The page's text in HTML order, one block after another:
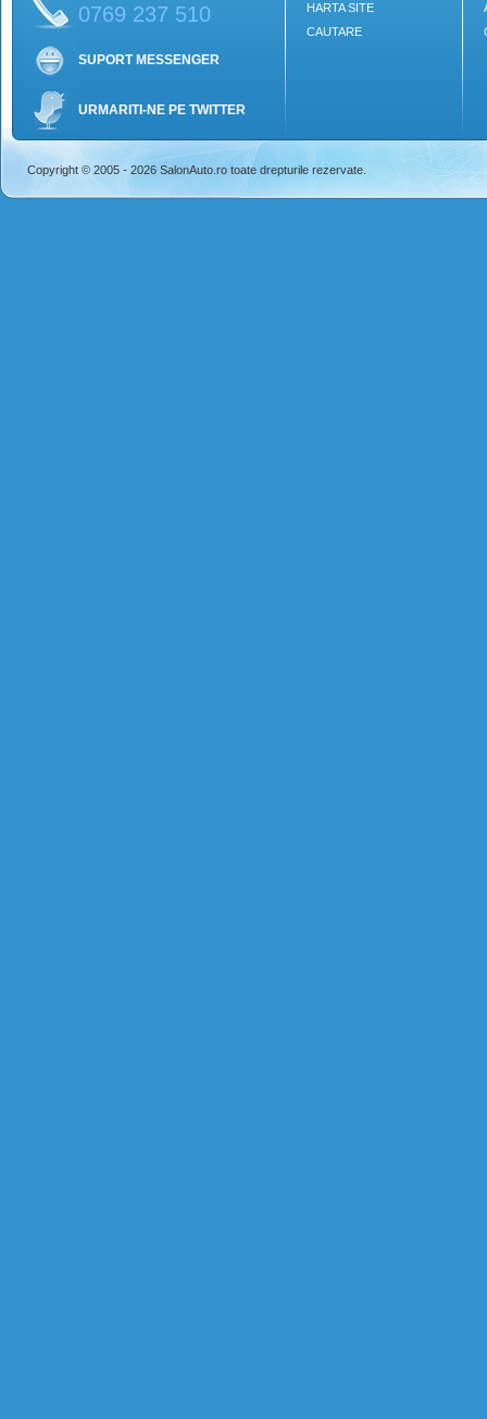
0769 237 510
SUPORT MESSENGER
URMARITI-NE PE TWITTER
HARTA SITE
CAUTARE
Copyright © 2005 - 2026 SalonAuto.ro toate drepturile rezervate.